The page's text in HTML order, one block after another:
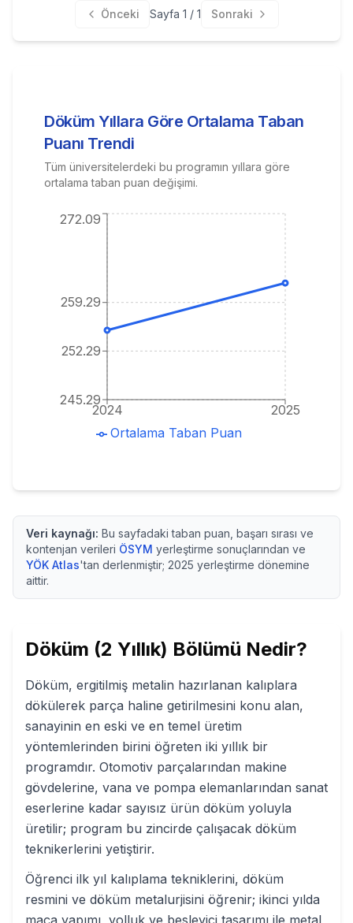
Önceki
Sayfa 1 / 1 Sonraki
Döküm Yıllara Göre Ortalama Taban
Puanı Trendi
Tüm üniversitelerdeki bu programın yıllara göre
ortalama taban puan değişimi.
2024 2025
245.29
252.29
259.29
272.09
Ortalama Taban Puan
Veri kaynağı: Bu sayfadaki taban puan, başarı sırası ve
kontenjan verileri ÖSYM yerleştirme sonuçlarından ve
YÖK Atlas'tan derlenmiştir; 2025 yerleştirme dönemine
aittir.
Döküm (2 Yıllık) Bölümü Nedir?
Döküm, ergitilmiş metalin hazırlanan kalıplara
dökülerek parça haline getirilmesini konu alan,
sanayinin en eski ve en temel üretim
yöntemlerinden birini öğreten iki yıllık bir
programdır. Otomotiv parçalarından makine
gövdelerine, vana ve pompa elemanlarından sanat
eserlerine kadar sayısız ürün döküm yoluyla
üretilir; program bu zincirde çalışacak döküm
teknikerlerini yetiştirir.
Öğrenci ilk yıl kalıplama tekniklerini, döküm
resmini ve döküm metalurjisini öğrenir; ikinci yılda
maça yapımı, yolluk ve besleyici tasarımı ile metal